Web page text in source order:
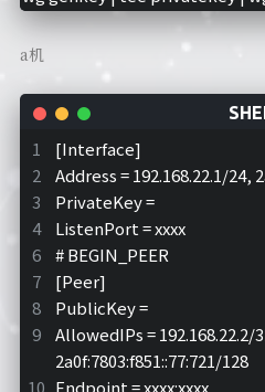
a机
[Interface]
Address = 192.168.22.1/24,
PrivateKey =
ListenPort = xxxx
# BEGIN_PEER
[Peer]
PublicKey =
AllowedIPs = 192.168.22.2/
2a0f:7803:f851::77:721/128
Endpoint = xxxx:xxxx